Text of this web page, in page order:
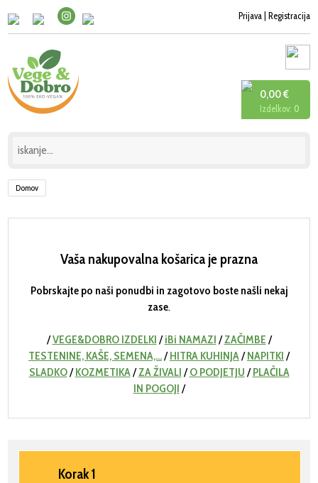
Prijava| Registracija
0,00 €
Izdelkov: 0
Domov
Vaša nakupovalna košarica je prazna
Pobrskajte po naši ponudbi in zagotovo boste našli nekaj
zase.
/VEGE&DOBRO IZDELKI /iBi NAMAZI /ZAČIMBE /
TESTENINE, KAŠE, SEMENA,.../HITRA KUHINJA /NAPITKI /
SLADKO/KOZMETIKA /ZA ŽIVALI /O PODJETJU /PLAČILA
IN POGOJI /
Korak 1